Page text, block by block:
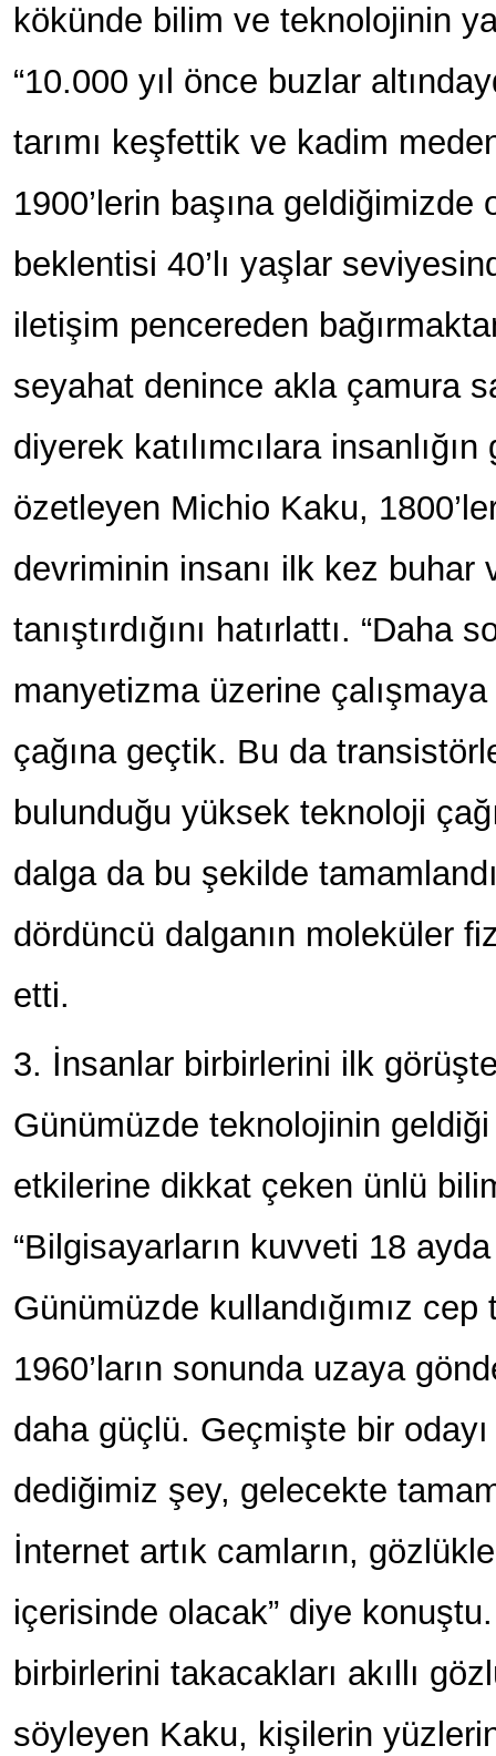
kökünde bilim ve teknolojinin
“10.000 yıl önce buzlar
tarımı keşfettik ve kadim
1900’lerin başına
beklentisi 40’lı yaşlar
iletişim pencereden
seyahat denince akla çamura
diyerek katılımcılara
özetleyen Michio Kaku,
devriminin insanı ilk kez buhar
tanıştırdığını hatırlattı. “Daha
manyetizma üzerine
çağına geçtik. Bu da
bulunduğu yüksek teknoloji
dalga da bu şekilde
dördüncü dalganın moleküler
etti.
3. İnsanlar birbirlerini ilk
Günümüzde teknolojinin
etkilerine dikkat çeken ünlü
“Bilgisayarların kuvveti 18
Günümüzde kullandığımız cep
1960’ların sonunda uzaya
daha güçlü. Geçmişte bir
dediğimiz şey, gelecekte
İnternet artık camların,
içerisinde olacak” diye
birbirlerini takacakları akıllı
söyleyen Kaku, kişilerin